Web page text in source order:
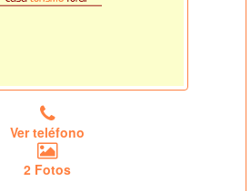
Ver teléfono
2 Fotos